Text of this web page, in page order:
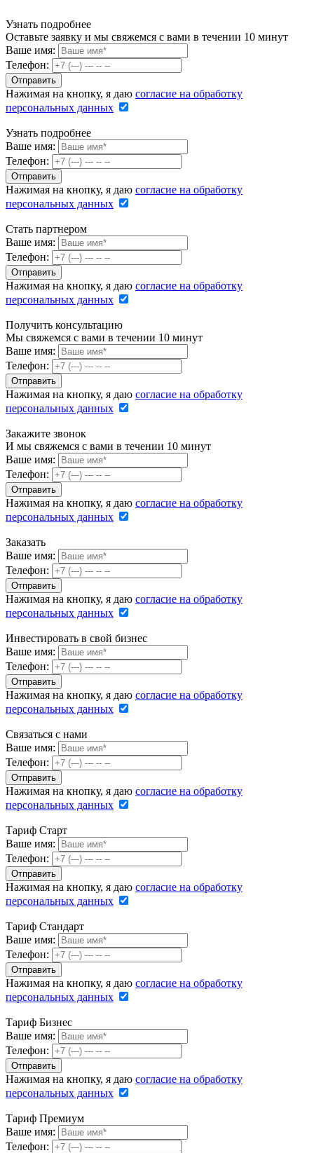
Узнать подробнее
Оставьте заявку и мы свяжемся с вами в течении 10 минут
Ваше имя:
Телефон:
Нажимая на кнопку, я даю согласие на обработку
персональных данных
Узнать подробнее
Ваше имя:
Телефон:
Нажимая на кнопку, я даю согласие на обработку
персональных данных
Стать партнером
Ваше имя:
Телефон:
Нажимая на кнопку, я даю согласие на обработку
персональных данных
Получить консультацию
Мы свяжемся с вами в течении 10 минут
Ваше имя:
Телефон:
Нажимая на кнопку, я даю согласие на обработку
персональных данных
Закажите звонок
И мы свяжемся с вами в течении 10 минут
Ваше имя:
Телефон:
Нажимая на кнопку, я даю согласие на обработку
персональных данных
Заказать
Ваше имя:
Телефон:
Нажимая на кнопку, я даю согласие на обработку
персональных данных
Инвестировать в свой бизнес
Ваше имя:
Телефон:
Нажимая на кнопку, я даю согласие на обработку
персональных данных
Связаться с нами
Ваше имя:
Телефон:
Нажимая на кнопку, я даю согласие на обработку
персональных данных
Тариф Старт
Ваше имя:
Телефон:
Нажимая на кнопку, я даю согласие на обработку
персональных данных
Тариф Стандарт
Ваше имя:
Телефон:
Нажимая на кнопку, я даю согласие на обработку
персональных данных
Тариф Бизнес
Ваше имя:
Телефон:
Нажимая на кнопку, я даю согласие на обработку
персональных данных
Тариф Премиум
Ваше имя:
Телефон: